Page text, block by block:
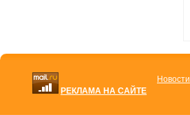
РЕКЛАМА НА САЙТЕ
Новости